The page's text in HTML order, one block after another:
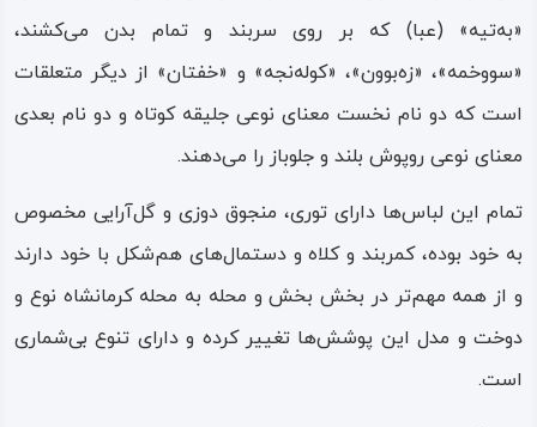
«به‌تیه» (عبا) که بر روی سربند و تمام بدن می‌کشند،
«سووخمه»، «زه‌بوون»، «کوله‌نجه» و «خفتان» از دیگر متعلقات
است که دو نام نخست معنای نوعی جلیقه کوتاه و دو نام بعدی
معنای نوعی روپوش بلند و جلوباز را می‌دهند.
تمام این لباس‌ها دارای توری، منجوق‌ دوزی و گل‌آرایی مخصوص
به خود بوده، کمربند و کلاه و دستمال‌های هم‌شکل با خود دارند
و از همه مهم‌تر در بخش‌ بخش و محله‌ به‌ محله کرمانشاه نوع و
دوخت و مدل این پوشش‌ها تغییر کرده و دارای تنوع بی‌شماری
است.